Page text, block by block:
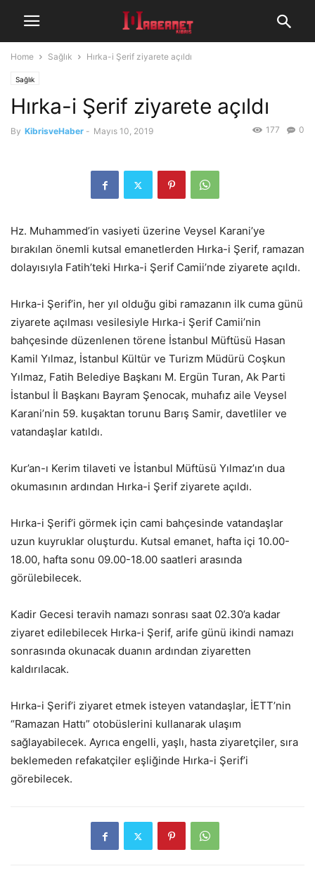
Home Sağlık Hırka-i Şerif ziyarete açıldı
Sağlık
Hırka-i Şerif ziyarete açıldı
By KibrisveHaber - Mayıs 10, 2019 0
177
Hz. Muhammed’in vasiyeti üzerine Veysel Karani’ye
bırakılan önemli kutsal emanetlerden Hırka-i Şerif, ramazan
dolayısıyla Fatih’teki Hırka-i Şerif Camii’nde ziyarete açıldı.
Hırka-i Şerif’in, her yıl olduğu gibi ramazanın ilk cuma günü
ziyarete açılması vesilesiyle Hırka-i Şerif Camii’nin
bahçesinde düzenlenen törene İstanbul Müftüsü Hasan
Kamil Yılmaz, İstanbul Kültür ve Turizm Müdürü Coşkun
Yılmaz, Fatih Belediye Başkanı M. Ergün Turan, Ak Parti
İstanbul İl Başkanı Bayram Şenocak, muhafız aile Veysel
Karani’nin 59. kuşaktan torunu Barış Samir, davetliler ve
vatandaşlar katıldı.
Kur’an-ı Kerim tilaveti ve İstanbul Müftüsü Yılmaz’ın dua
okumasının ardından Hırka-i Şerif ziyarete açıldı.
Hırka-i Şerif’i görmek için cami bahçesinde vatandaşlar
uzun kuyruklar oluşturdu. Kutsal emanet, hafta içi 10.00-
18.00, hafta sonu 09.00-18.00 saatleri arasında
görülebilecek.
Kadir Gecesi teravih namazı sonrası saat 02.30’a kadar
ziyaret edilebilecek Hırka-i Şerif, arife günü ikindi namazı
sonrasında okunacak duanın ardından ziyaretten
kaldırılacak.
Hırka-i Şerif’i ziyaret etmek isteyen vatandaşlar, İETT’nin
“Ramazan Hattı” otobüslerini kullanarak ulaşım
sağlayabilecek. Ayrıca engelli, yaşlı, hasta ziyaretçiler, sıra
beklemeden refakatçiler eşliğinde Hırka-i Şerif’i
görebilecek.